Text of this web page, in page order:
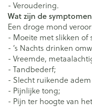
- Veroudering.
Wat zijn de
Een droge mond
- Moeite met slikken of
- ’s Nachts drinken
- Vreemde,
- Tandbederf;
- Slecht ruikende
- Pijnlijke tong;
- Pijn ter hoogte van